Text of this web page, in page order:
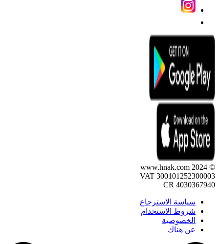
© 2024 www.hnak.com
VAT 300101252300003
CR 4030367940
سياسة الاسترجاع
شروط الاستخدام
الخصوصية
عن هناك